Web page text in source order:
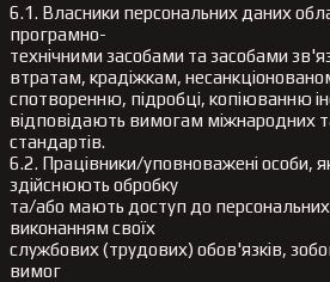
6.1. Власники персональних даних
програмно-
технічними засобами та засобами
втратам, крадіжкам,
спотворенню, підробці, копіюванню
відповідають вимогам міжнародних
стандартів.
6.2. Працівники/уповноважені особи,
здійснюють обробку
та/або мають доступ до персональних
виконанням своїх
службових (трудових) обов'язків,
вимог